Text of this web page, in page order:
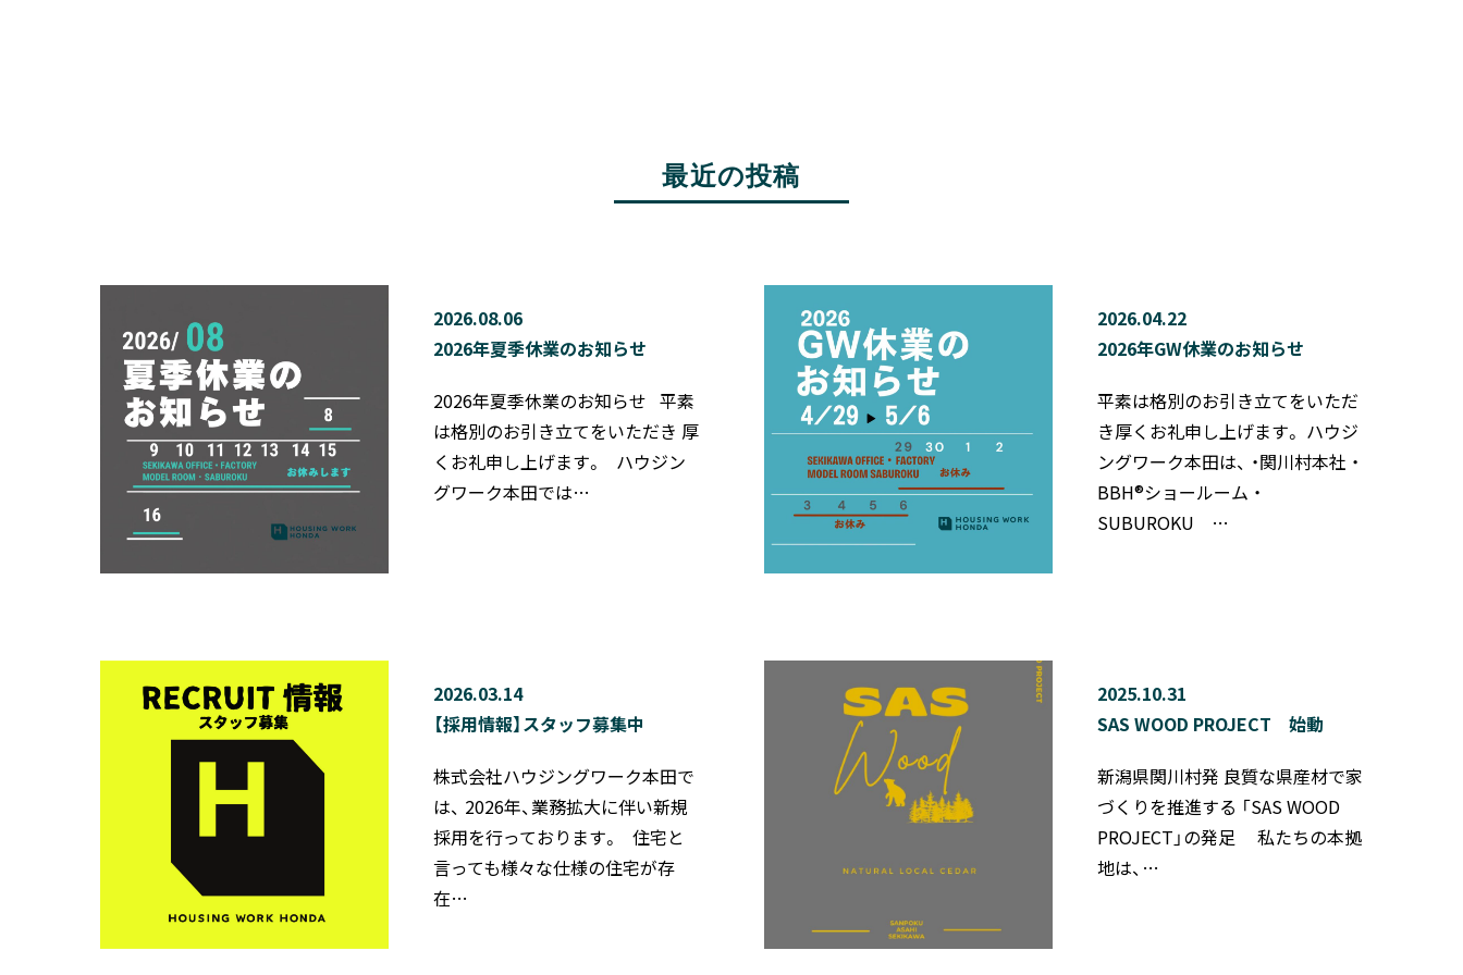
最近の投稿
2026.08.06
2026年夏季休業のお知らせ
2026年夏季休業のお知らせ 平素
は格別のお引き立てをいただき 厚
くお礼申し上げます。 ハウジン
グワーク本田では…
2026.04.22
2026年GW休業のお知らせ
平素は格別のお引き立てをいただ
き厚くお礼申し上げます。 ハウジ
ングワーク本田は、 ・関川村本社 ・
BBH®ショールーム ・
SUBUROKU …
2026.03.14
【採用情報】スタッフ募集中
株式会社ハウジングワーク本田で
は、 2026年、業務拡大に伴い新規
採用を行っております。 住宅と
言っても様々な仕様の住宅が存
在…
2025.10.31
SAS WOOD PROJECT 始動
新潟県関川村発 良質な県産材で家
づくりを推進する 「SAS WOOD
PROJECT」の発足 私たちの本拠
地は、…